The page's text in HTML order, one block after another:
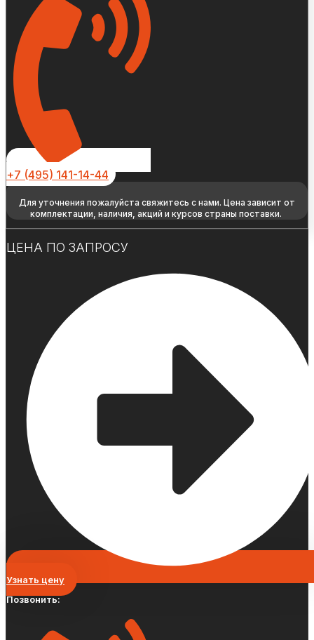
+7 (495) 141-14-44
Для уточнения пожалуйста свяжитесь с нами. Цена зависит от
комплектации, наличия, акций и курсов страны поставки.
ЦЕНА ПО ЗАПРОСУ
Узнать цену
Позвонить: